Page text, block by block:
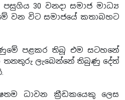
30 වනදා සමාජ මාධ්‍ය
වන විට සමාජයේ කතාබහට
පළකර තිබූ එම සටහනේ
ලැබෙන්නේ තිබුණු දේත්
ධාවන ක්‍රීඩකයෙකු ලෙස